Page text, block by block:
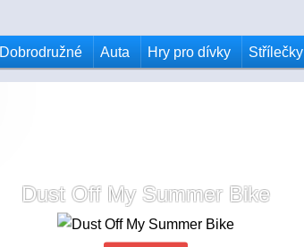
Dobrodružné Auta Hry pro dívky Střílečky
Dust Off My Summer Bike